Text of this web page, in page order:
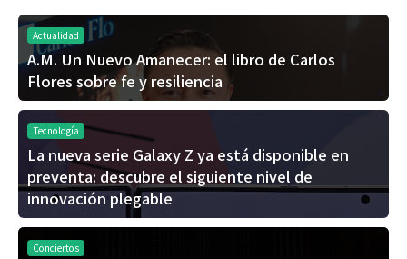
Actualidad
A.M. Un Nuevo Amanecer: el libro de Carlos
Flores sobre fe y resiliencia
Tecnología
La nueva serie Galaxy Z ya está disponible en
preventa: descubre el siguiente nivel de
innovación plegable
Conciertos